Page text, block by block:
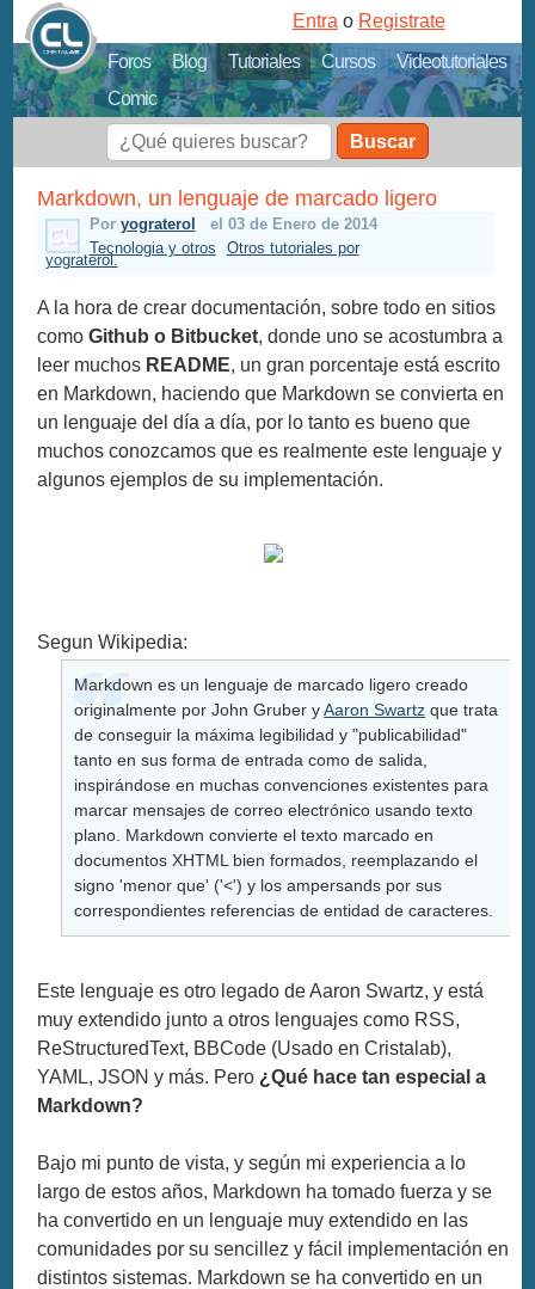
Foros Blog Tutoriales Cursos
Videotutoriales
Comic
Entra o Registrate
Buscar
Markdown, un lenguaje de marcado ligero
Por yograterol
el 03 de Enero de 2014
Tecnologia y otros
Otros tutoriales por
yograterol.
A la hora de crear documentación, sobre todo en sitios
como Github o Bitbucket, donde uno se acostumbra a
leer muchos README, un gran porcentaje está escrito
en Markdown, haciendo que Markdown se convierta en
un lenguaje del día a día, por lo tanto es bueno que
muchos conozcamos que es realmente este lenguaje y
algunos ejemplos de su implementación.
Segun Wikipedia:
Markdown es un lenguaje de marcado ligero creado
originalmente por John Gruber yAaron Swartz que trata
de conseguir la máxima legibilidad y "publicabilidad"
tanto en sus forma de entrada como de salida,
inspirándose en muchas convenciones existentes para
marcar mensajes de correo electrónico usando texto
plano. Markdown convierte el texto marcado en
documentos XHTML bien formados, reemplazando el
signo 'menor que' ('<') y los ampersands por sus
correspondientes referencias de entidad de caracteres.
Este lenguaje es otro legado de Aaron Swartz, y está
muy extendido junto a otros lenguajes como RSS,
ReStructuredText, BBCode (Usado en Cristalab),
YAML, JSON y más. Pero ¿Qué hace tan especial a
Markdown?
Bajo mi punto de vista, y según mi experiencia a lo
largo de estos años, Markdown ha tomado fuerza y se
ha convertido en un lenguaje muy extendido en las
comunidades por su sencillez y fácil implementación en
distintos sistemas. Markdown se ha convertido en un